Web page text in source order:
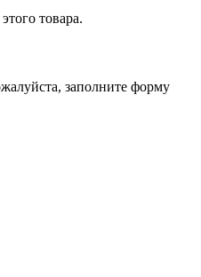
товара.
заполните форму